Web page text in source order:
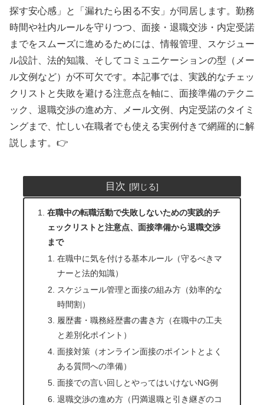
探す安心感」と「漏れたら困る不安」が同居します。勤務
時間や社内ルールを守りつつ、面接・退職交渉・内定受諾
までをスムーズに進めるためには、情報管理、スケジュー
ル設計、法的知識、そしてコミュニケーションの型（メー
ル文例など）が不可欠です。本記事では、実践的なチェッ
クリストと失敗を避ける注意点を軸に、面接準備のテクニ
ック、退職交渉の進め方、メール文例、内定受諾のタイミ
ングまで、忙しい在職者でも使える実例付きで網羅的に解
説します。👉
目次
在職中の転職活動で失敗しないための実践的チ
ェックリストと注意点、面接準備から退職交渉
まで
在職中に気を付ける基本ルール（守るべきマ
ナーと法的知識）
スケジュール管理と面接の組み方（効率的な
時間割）
履歴書・職務経歴書の書き方（在職中の工夫
と差別化ポイント）
面接対策（オンライン面接のポイントとよく
ある質問への準備）
面接での言い回しとやってはいけないNG例
退職交渉の進め方（円満退職と引き継ぎのコ